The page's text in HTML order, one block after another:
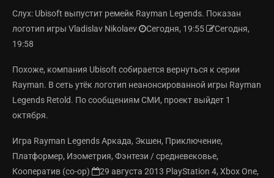
Слух: Ubisoft выпустит ремейк Rayman Legends. Показан
логотип игры Vladislav Nikolaev
Сегодня, 19:55
Сегодня,
19:58
Похоже, компания Ubisoft собирается вернуться к серии
Rayman. В сеть утёк логотип неанонсированной игры Rayman
Legends Retold. По сообщениям СМИ, проект выйдет 1
октября.
Игра Rayman Legends Аркада, Экшен, Приключение,
Платформер, Изометрия, Фэнтези / средневековье,
Кооператив (co-op)
29 августа 2013 PlayStation 4, Xbox One,